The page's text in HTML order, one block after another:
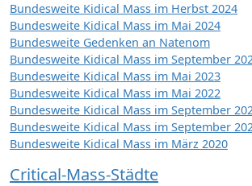
Bundesweite Kidical Mass im Herbst 2024
Bundesweite Kidical Mass im Mai 2024
Bundesweite Gedenken an Natenom
Bundesweite Kidical Mass im September
Bundesweite Kidical Mass im Mai 2023
Bundesweite Kidical Mass im Mai 2022
Bundesweite Kidical Mass im September
Bundesweite Kidical Mass im September
Bundesweite Kidical Mass im März 2020
Critical-Mass-Städte